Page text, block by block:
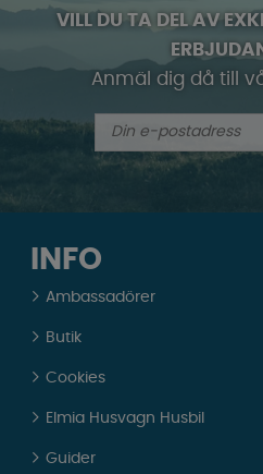
VILL DU TA DEL AV
Anmäl dig då till
INFO
Ambassadörer
Butik
Cookies
Elmia Husvagn Husbil
Guider